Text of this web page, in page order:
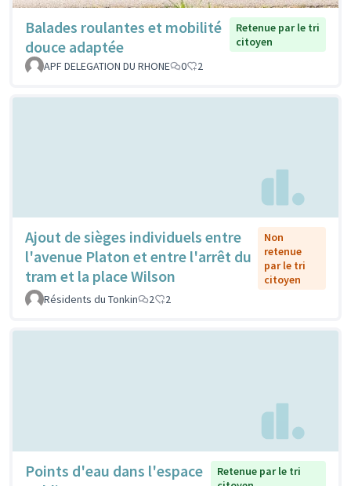
Balades roulantes et mobilité
douce adaptée
Retenue par le tri
citoyen
APF DELEGATION DU RHONE
0 2
Ajout de sièges individuels entre
l'avenue Platon et entre l'arrêt du
tram et la place Wilson
Non
retenue
par le tri
citoyen
Résidents du Tonkin
2 2
Points d'eau dans l'espace
Retenue par le tri